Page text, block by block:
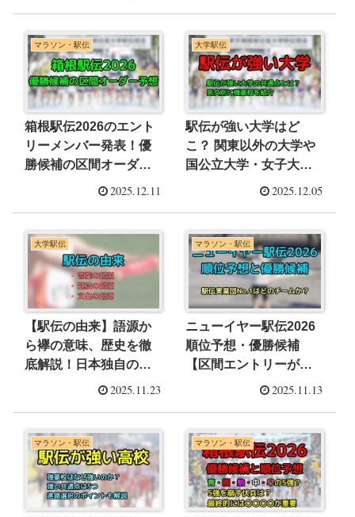
マラソン・駅伝
箱根駅伝2026のエント
リーメンバー発表！優
勝候補の区間オーダー
2025.12.11
大学駅伝
駅伝が強い大学はど
こ？ 関東以外の大学や
国公立大学・女子大学
2025.12.05
大学駅伝
【駅伝の由来】語源か
ら襷の意味、歴史を徹
底解説！日本独自の文
化を深く知ろう！2025.11.23
マラソン・駅伝
ニューイヤー駅伝2026
順位予想・優勝候補
【区間エントリーが超
2025.11.13
マラソン・駅伝 マラソン・駅伝